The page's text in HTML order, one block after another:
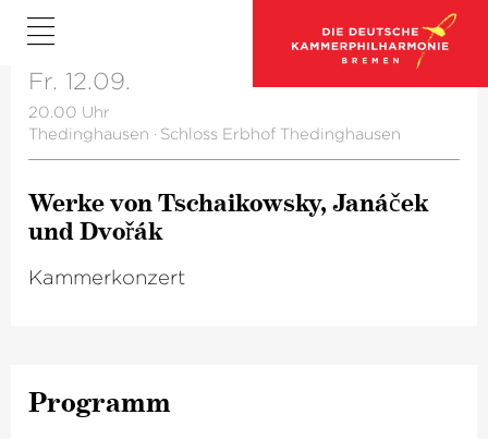
Fr. 12.09.
20.00 Uhr
Thedinghausen · Schloss Erbhof Thedinghausen
Werke von Tschaikowsky, Janáček
und Dvořák
Kammerkonzert
Programm